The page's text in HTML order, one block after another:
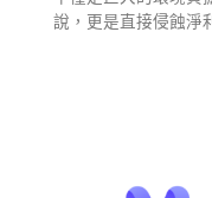
說，更是直接侵蝕淨